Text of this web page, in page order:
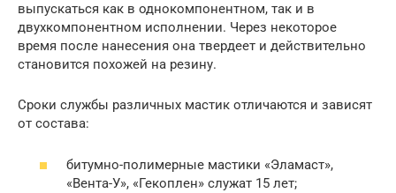
выпускаться как в однокомпонентном, так и в
двухкомпонентном исполнении. Через некоторое
время после нанесения она твердеет и действительно
становится похожей на резину.
Сроки службы различных мастик отличаются и зависят
от состава:
битумно-полимерные мастики «Эламаст»,
«Вента-У», «Гекоплен» служат 15 лет;